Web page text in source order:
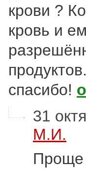
крови ?
кровь и
спасибо!
31
М.И.
Проще